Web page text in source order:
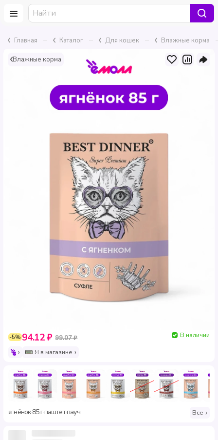
Главная – Каталог – Для кошек – Влажные корма
Влажные корма
-5% 94.12 ₽ 99.07 ₽
В наличии
Я в магазине
ягнёнок·85 г·паштет·пауч Все